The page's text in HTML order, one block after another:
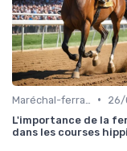
•
26/
L'importance de la
dans les courses